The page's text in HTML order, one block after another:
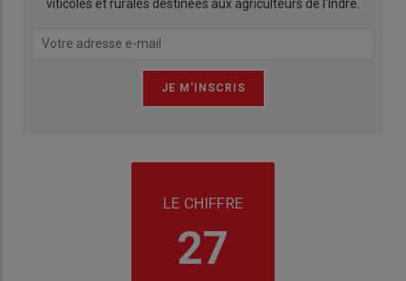
viticoles et rurales destinées aux agriculteurs de l'Indre.
LE CHIFFRE
27